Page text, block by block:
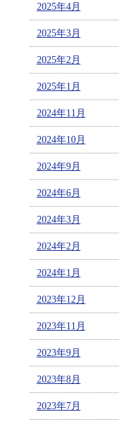
2025年4月
2025年3月
2025年2月
2025年1月
2024年11月
2024年10月
2024年9月
2024年6月
2024年3月
2024年2月
2024年1月
2023年12月
2023年11月
2023年9月
2023年8月
2023年7月